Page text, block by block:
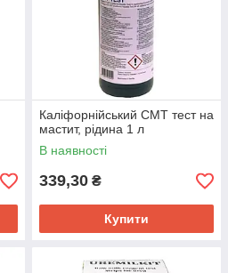
Каліфорнійський CMT тест на
мастит, рідина 1 л
В наявності
339,30 ₴
Купити